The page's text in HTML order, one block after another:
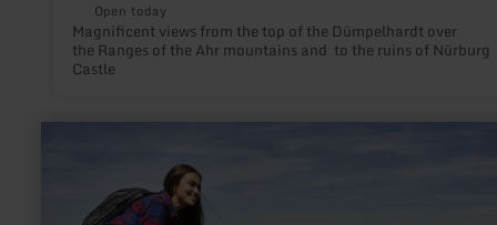
Open today
Magnificent views from the top of the Dümpelhardt over
the Ranges of the Ahr mountains and to the ruins of Nürburg
Castle